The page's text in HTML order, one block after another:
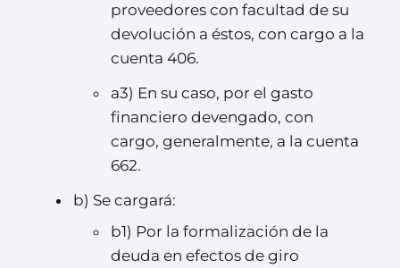
proveedores con facultad de su
devolución a éstos, con cargo a la
cuenta 406.
a3) En su caso, por el gasto
financiero devengado, con
cargo, generalmente, a la cuenta
662.
b) Se cargará:
b1) Por la formalización de la
deuda en efectos de giro